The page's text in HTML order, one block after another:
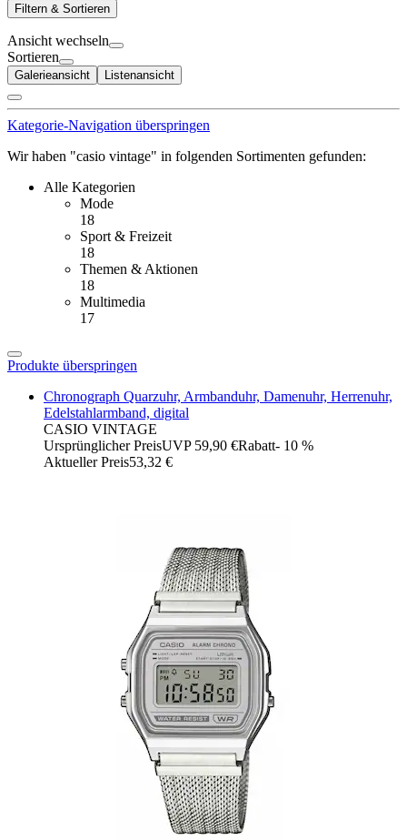
Filtern & Sortieren
Ansicht wechseln
Sortieren
Galerieansicht Listenansicht
Kategorie-Navigation überspringen
Wir haben "casio vintage" in folgenden Sortimenten gefunden:
Alle Kategorien
Mode
18
Sport & Freizeit
18
Themen & Aktionen
18
Multimedia
17
Produkte überspringen
Chronograph Quarzuhr, Armbanduhr, Damenuhr, Herrenuhr,
Edelstahlarmband, digital
CASIO VINTAGE
Ursprünglicher PreisUVP 59,90 €Rabatt- 10 %
Aktueller Preis53,32 €